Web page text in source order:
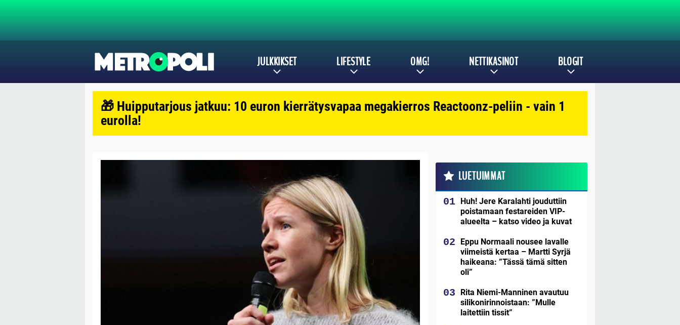
JULKKIKSET LIFESTYLE OMG! NETTIKASINOT BLOGIT
🎁 Huipputarjous jatkuu: 10 euron kierrätysvapaa megakierros Reactoonz-peliin - vain 1
eurolla!
LUETUIMMAT
Huh! Jere Karalahti jouduttiin
poistamaan festareiden VIP-
alueelta – katso video ja kuvat
Eppu Normaali nousee lavalle
viimeistä kertaa – Martti Syrjä
haikeana: ”Tässä tämä sitten
oli”
Rita Niemi-Manninen avautuu
silikonirinnoistaan: ”Mulle
laitettiin tissit”